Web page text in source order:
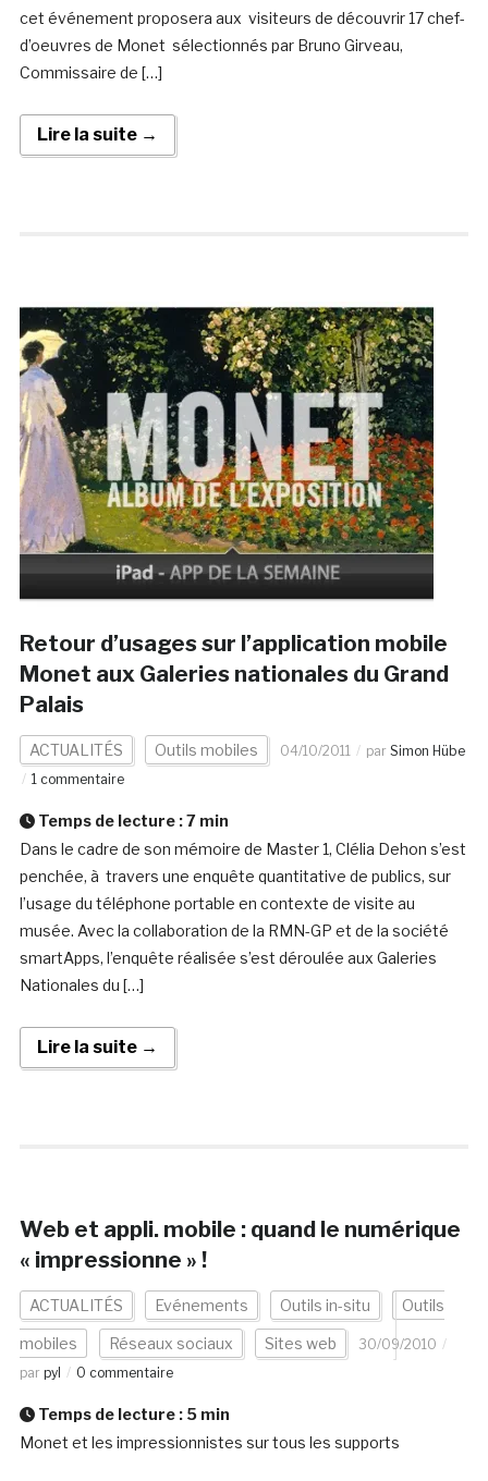
cet événement proposera aux visiteurs de découvrir 17 chef-
d’oeuvres de Monet sélectionnés par Bruno Girveau,
Commissaire de […]
Lire la suite →
Retour d’usages sur l’application mobile
Monet aux Galeries nationales du Grand
Palais
ACTUALITÉS Outils mobiles 04/10/2011 par Simon Hübe
1 commentaire
Temps de lecture :7 min
Dans le cadre de son mémoire de Master 1, Clélia Dehon s’est
penchée, à travers une enquête quantitative de publics, sur
l’usage du téléphone portable en contexte de visite au
musée. Avec la collaboration de la RMN-GP et de la société
smartApps, l’enquête réalisée s’est déroulée aux Galeries
Nationales du […]
Lire la suite →
Web et appli. mobile : quand le numérique
« impressionne » !
ACTUALITÉS Evénements Outils in-situ Outils
mobiles Réseaux sociaux Sites web
30/09/2010
par pyl 0 commentaire
Temps de lecture : 5 min
Monet et les impressionnistes sur tous les supports